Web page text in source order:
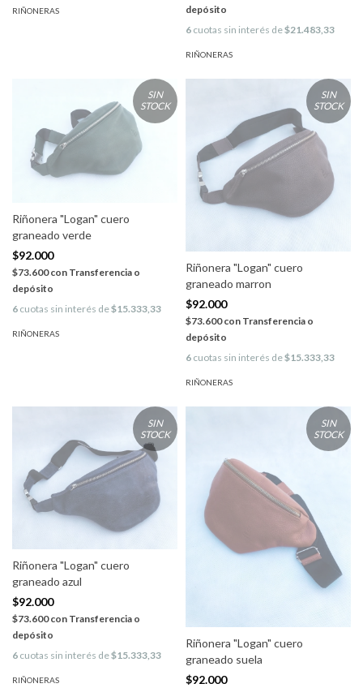
RIÑONERAS
depósito
6 cuotas sin interés de$21.483,33
RIÑONERAS
SIN
STOCK
Riñonera "Logan" cuero
graneado verde
$92.000
$73.600con Transferencia o
depósito
6 cuotas sin interés de$15.333,33
RIÑONERAS
SIN
STOCK
Riñonera "Logan" cuero
graneado marron
$92.000
$73.600con Transferencia o
depósito
6 cuotas sin interés de$15.333,33
RIÑONERAS
SIN
STOCK
Riñonera "Logan" cuero
graneado azul
$92.000
$73.600con Transferencia o
depósito
6 cuotas sin interés de$15.333,33
RIÑONERAS
SIN
STOCK
Riñonera "Logan" cuero
graneado suela
$92.000